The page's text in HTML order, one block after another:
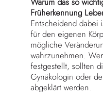
Früherkennung
Entscheidend dabei
für den eigenen
mögliche
wahrzunehmen.
festgestellt, sollten
Gynäkologin oder
abgeklärt werden.